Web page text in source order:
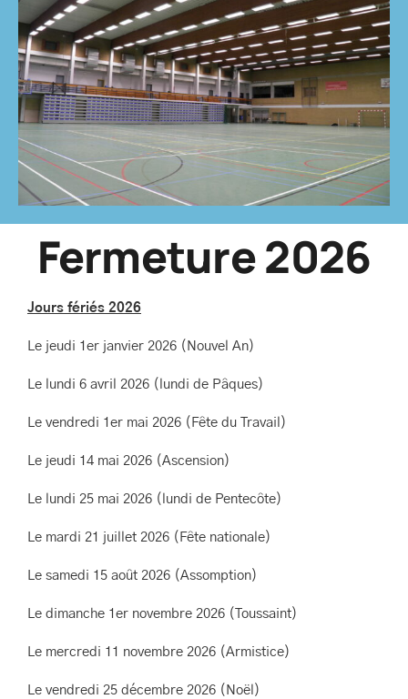
Fermeture 2026
Jours fériés 2026
Le jeudi 1er janvier 2026 (Nouvel An)
Le lundi 6 avril 2026 (lundi de Pâques)
Le vendredi 1er mai 2026 (Fête du Travail)
Le jeudi 14 mai 2026 (Ascension)
Le lundi 25 mai 2026 (lundi de Pentecôte)
Le mardi 21 juillet 2026 (Fête nationale)
Le samedi 15 août 2026 (Assomption)
Le dimanche 1er novembre 2026 (Toussaint)
Le mercredi 11 novembre 2026 (Armistice)
Le vendredi 25 décembre 2026 (Noël)